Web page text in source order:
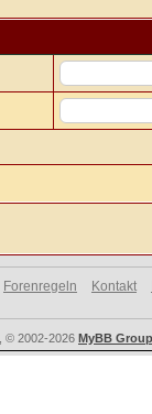
Forenregeln Kontakt
, © 2002-2026 MyBB Group